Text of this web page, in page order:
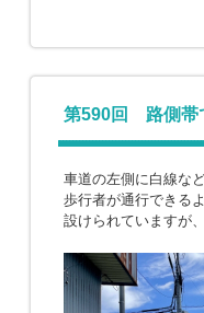
第590回 路側帯
車道の左側に白線な
歩行者が通行できる
設けられていますが